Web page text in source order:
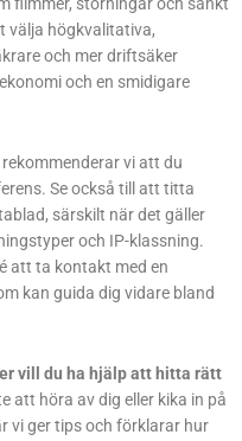
flimmer, störningar och sänkt
välja högkvalitativa,
och mer driftsäker
och en smidigare
vi att du
Se också till att titta
särskilt när det gäller
och IP-klassning.
att ta kontakt med en
kan guida dig vidare bland
vill du ha hjälp att hitta rätt
att höra av dig eller kika in på
vi ger tips och förklarar hur